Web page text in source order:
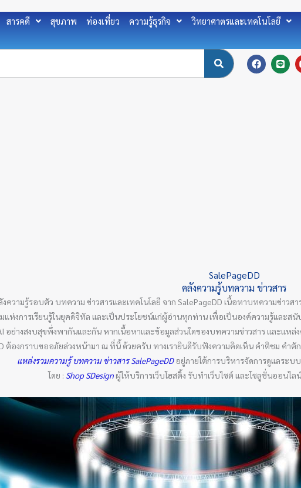
สารคดี สุขภาพ ท่องเที่ยว ความรู้ธุรกิจ วิทยาศาตรและเทคโนโลยี
F
a
c
L
i
n
SalePageDD
คลังความรู้บทความ ข่าวสาร
ความรู้รอบตัว บทความ ข่าวสารและเทคโนโลยี จาก SalePageDD เนื้อหาบทความข่าวส
มแห่งการเรียนรู้ในยุคดิจิทัล และเป็นประโยชน์แก่ผู้อ่านทุกท่าน เพื่อเป็นองค์ความรู้แล
อย่างสงบสุขพึ่งพากันและกัน หากเนื้อหาและข้อมูลส่วนใดของบทความข่าวสาร และแหล่ง
ต้องกราบขออภัยล่วงหน้ามา ณ ที่นี้ ด้วยครับ ทางเรายินดีรับฟังความคิดเห็น คำติชม คำ
แหล่งรวมความรู้ บทความ ข่าวสาร SalePageDDอยู่ภายใต้การบริหารจัดการดูแลระบ
โดย : Shop SDesign ผู้ให้บริการเว็บโฮสติ้ง รับทำเว็บไซต์ และโซลูชั่นออนไล